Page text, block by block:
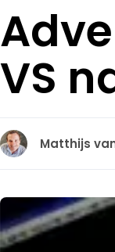
VS
Matthijs